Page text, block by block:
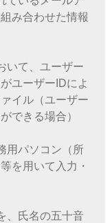
み合わせた情報
いて、ユーザー
ユーザーIDによ
イル（ユーザー
できる場合）
用パソコン（所
を用いて入力・
、氏名の五十音